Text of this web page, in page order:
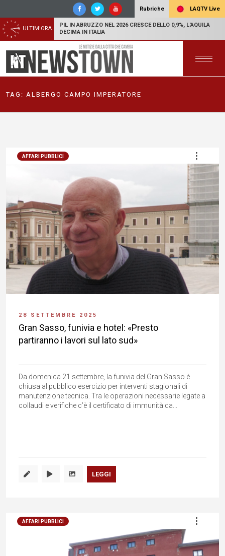
Rubriche LAQTV Live
ULTIM'ORA
PIL IN ABRUZZO NEL 2026 CRESCE DELLO 0,9%, L'AQUILA
DECIMA IN ITALIA
TAG: ALBERGO CAMPO IMPERATORE
AFFARI PUBBLICI
28 SETTEMBRE 2025
Gran Sasso, funivia e hotel: «Presto
partiranno i lavori sul lato sud»
Da domenica 21 settembre, la funivia del Gran Sasso è
chiusa al pubblico esercizio per interventi stagionali di
manutenzione tecnica. Tra le operazioni necessarie legate a
collaudi e verifiche c’è il certificato di immunità da...
LEGGI
AFFARI PUBBLICI